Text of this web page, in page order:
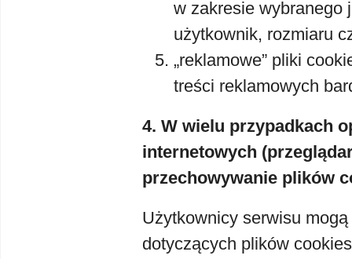
w zakresie wybranego
użytkownik, rozmiaru
„reklamowe” pliki
treści reklamowych
4. W wielu przypadkach
internetowych
przechowywanie plików
Użytkownicy serwisu
dotyczących plików